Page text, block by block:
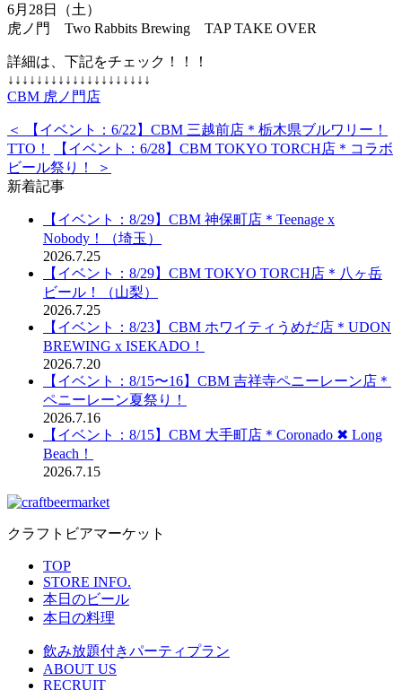
6月28日（土）
虎ノ門 Two Rabbits Brewing TAP TAKE OVER
詳細は、下記をチェック！！！
↓↓↓↓↓↓↓↓↓↓↓↓↓↓↓↓↓↓↓↓
CBM 虎ノ門店
＜ 【イベント：6/22】CBM 三越前店＊栃木県ブルワリー！
TTO！
【イベント：6/28】CBM TOKYO TORCH店＊コラボ
ビール祭り！ ＞
新着記事
【イベント：8/29】CBM 神保町店＊Teenage x
Nobody！（埼玉）
2026.7.25
【イベント：8/29】CBM TOKYO TORCH店＊八ヶ岳
ビール！（山梨）
2026.7.25
【イベント：8/23】CBM ホワイティうめだ店＊UDON
BREWING x ISEKADO！
2026.7.20
【イベント：8/15〜16】CBM 吉祥寺ペニーレーン店＊
ペニーレーン夏祭り！
2026.7.16
【イベント：8/15】CBM 大手町店＊Coronado ✖︎ Long
Beach！
2026.7.15
クラフトビアマーケット
TOP
STORE INFO.
本日のビール
本日の料理
飲み放題付きパーティプラン
ABOUT US
RECRUIT